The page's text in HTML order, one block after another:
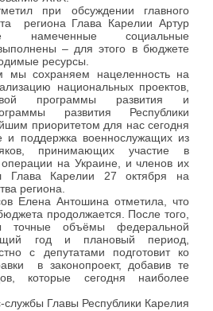
при обсуждении главного
региона Глава Карелии Артур
намеченные социальные
– для этого в бюджете
ресурсы.
нацеленность на
национальных проектов,
программы развития и
развития Республики
приоритетом для нас сегодня
и поддержка военнослужащих из
принимающих участие в
на Украине, и членов их
Глава Карелии 27 октября на
региона.
Антошина отметила, что
продолжается. После того,
точные объёмы федеральной
год и плановый период,
с депутатами подготовит ко
в законопроект, добавив те
которые сегодня наиболее
службы Главы Республики Карелия